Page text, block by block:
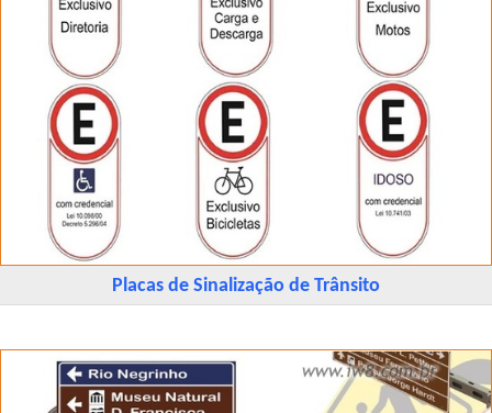
Placas de Sinalização de Trânsito